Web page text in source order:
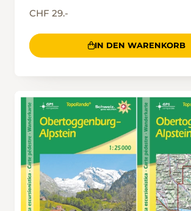
CHF 29.-
IN DEN WARENKORB